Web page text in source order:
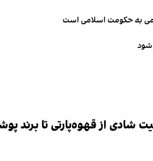
به حکومت اسلامی است
از قهوه‌پارتی تا برند